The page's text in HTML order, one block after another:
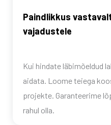
Paindlikkus
vajadustele
Kui hindate läbimõeldud
aidata. Loome teiega
projekte. Garanteerime
rahul olla.